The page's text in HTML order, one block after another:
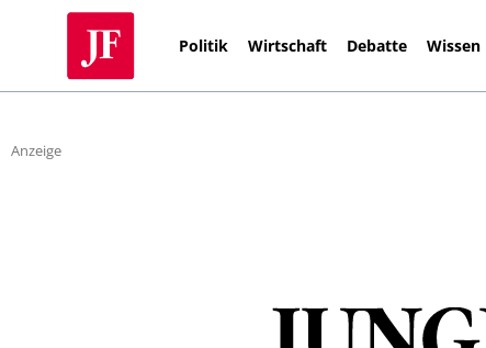
Politik Wirtschaft Debatte Wissen
Anzeige